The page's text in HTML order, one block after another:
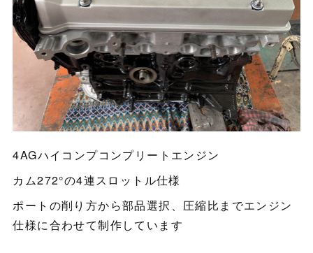
4AGハイコンプコンプリートエンジン
カム272°の4連スロットル仕様
ポートの削り方から部品選択、圧縮比までエンジン
仕様に合わせて制作しています